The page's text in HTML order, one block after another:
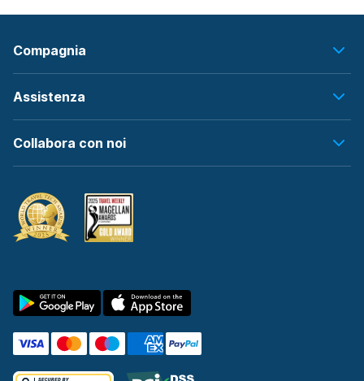
Compagnia
Assistenza
Collabora con noi